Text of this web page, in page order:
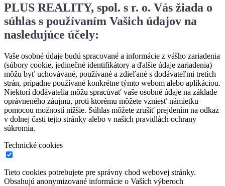
PLUS REALITY, spol. s r. o. Vás žiada o
súhlas s používaním Vašich údajov na
nasledujúce účely:
Vaše osobné údaje budú spracované a informácie z vášho zariadenia
(súbory cookie, jedinečné identifikátory a ďalšie údaje zariadenia)
môžu byť uchovávané, používané a zdieľané s dodávateľmi tretích
strán, prípadne používané konkrétne týmto webom alebo aplikáciou.
Niektorí dodávatelia môžu spracúvať vaše osobné údaje na základe
oprávneného záujmu, proti ktorému môžete vzniesť námietku
pomocou možností nižšie. Súhlas môžete zrušiť prejdením na odkaz
v dolnej časti tejto stránky alebo v našich pravidlách ochrany
súkromia.
Technické cookies
Tieto cookies potrebujete pre správny chod webovej stránky.
Obsahujú anonymizované informácie o Vaších výberoch